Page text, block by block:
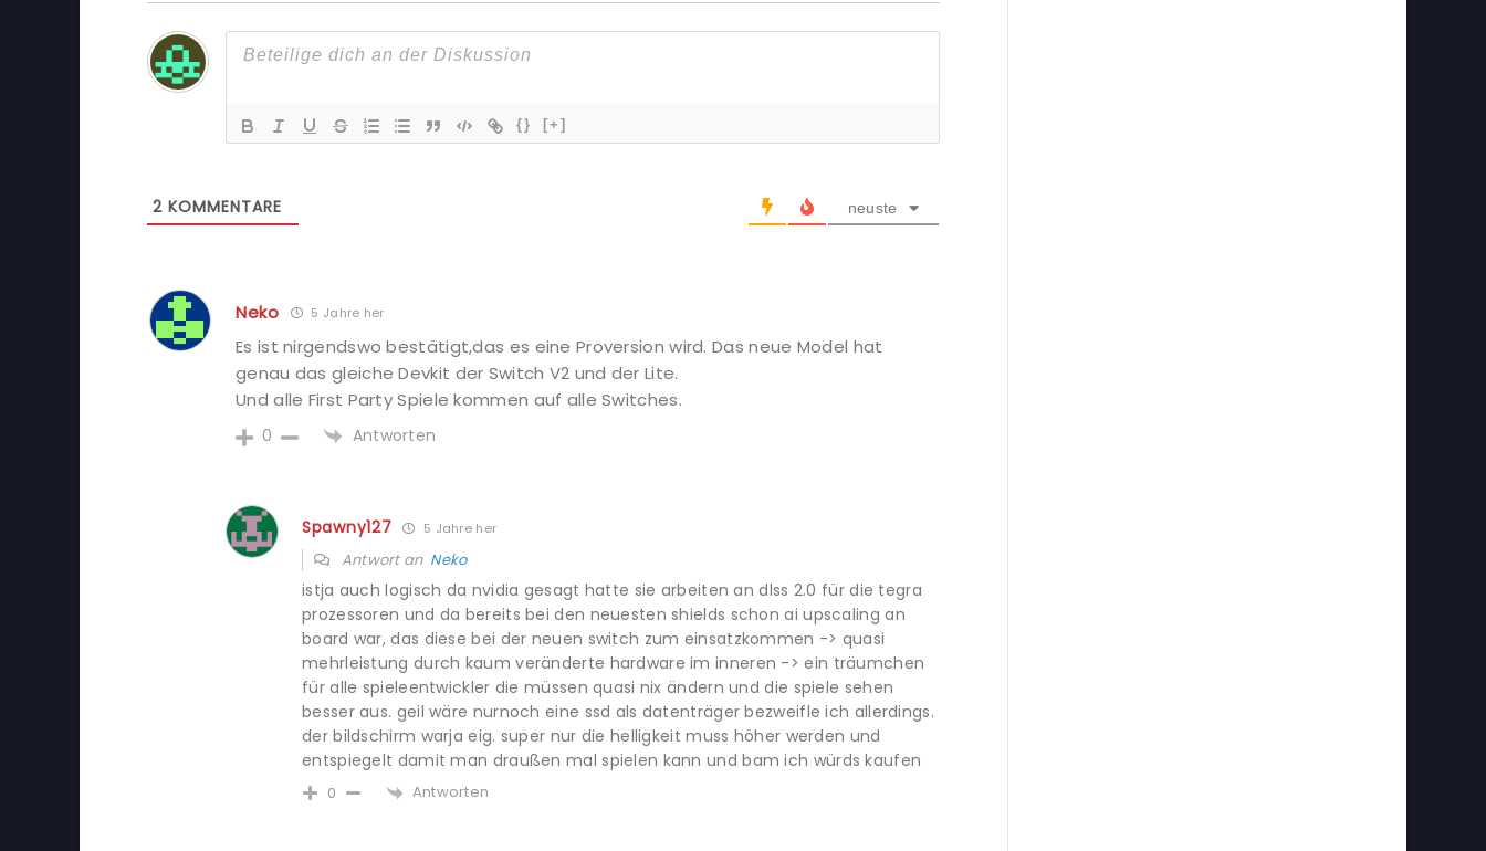
{} [+]
2 KOMMENTARE neuste
Neko 5 Jahre her
Es ist nirgendswo bestätigt,das es eine Proversion wird. Das neue Model hat
genau das gleiche Devkit der Switch V2 und der Lite.
Und alle First Party Spiele kommen auf alle Switches.
0 Antworten
Spawny127 5 Jahre her
Antwort an Neko
istja auch logisch da nvidia gesagt hatte sie arbeiten an dlss 2.0 für die tegra
prozessoren und da bereits bei den neuesten shields schon ai upscaling an
board war, das diese bei der neuen switch zum einsatzkommen -> quasi
mehrleistung durch kaum veränderte hardware im inneren -> ein träumchen
für alle spieleentwickler die müssen quasi nix ändern und die spiele sehen
besser aus. geil wäre nurnoch eine ssd als datenträger bezweifle ich allerdings.
der bildschirm warja eig. super nur die helligkeit muss höher werden und
entspiegelt damit man draußen mal spielen kann und bam ich würds kaufen
0 Antworten